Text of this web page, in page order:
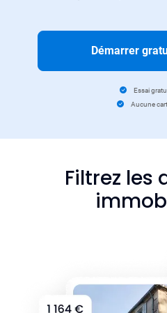
Démarrer
Essai
Aucune
Filtrez les